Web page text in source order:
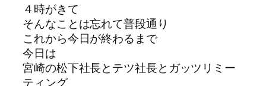
４時がきて
そんなことは忘れて普段通り
これから今日が終わるまで
今日は
宮崎の松下社長とテツ社長とガッツリミー
ティング